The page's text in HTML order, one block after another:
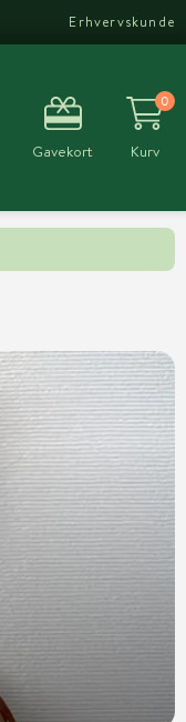
Erhvervskunde
Gavekort
0
Kurv